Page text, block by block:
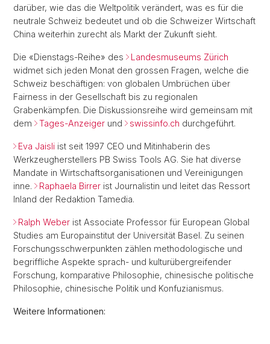
darüber, wie das die Weltpolitik verändert, was es für die
neutrale Schweiz bedeutet und ob die Schweizer Wirtschaft
China weiterhin zurecht als Markt der Zukunft sieht.
Die «Dienstags-Reihe» des
Landesmuseums Zürich
widmet sich jeden Monat den grossen Fragen, welche die
Schweiz beschäftigen: von globalen Umbrüchen über
Fairness in der Gesellschaft bis zu regionalen
Grabenkämpfen. Die Diskussionsreihe wird gemeinsam mit
dem
Tages-Anzeiger und swissinfo.ch durchgeführt.
Eva Jaisli ist seit 1997 CEO und Mitinhaberin des
Werkzeugherstellers PB Swiss Tools AG. Sie hat diverse
Mandate in Wirtschaftsorganisationen und Vereinigungen
inne.
Raphaela Birrer ist Journalistin und leitet das Ressort
Inland der Redaktion Tamedia.
Ralph Weber ist Associate Professor für European Global
Studies am Europainstitut der Universität Basel. Zu seinen
Forschungsschwerpunkten zählen methodologische und
begriffliche Aspekte sprach- und kulturübergreifender
Forschung, komparative Philosophie, chinesische politische
Philosophie, chinesische Politik und Konfuzianismus.
Weitere Informationen: